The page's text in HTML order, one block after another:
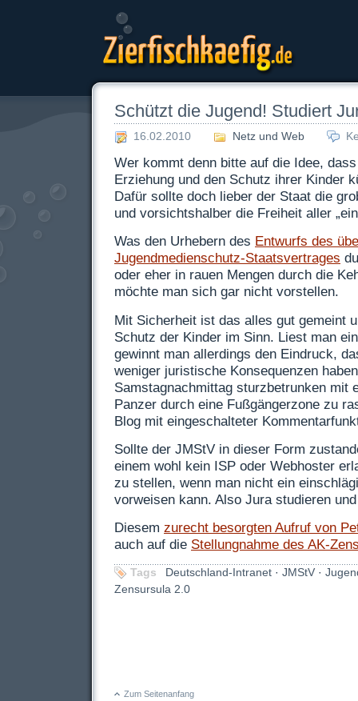
Zierfischkaefig.de
Schützt die Jugend! Studiert
16.02.2010 Netz und Web
Wer kommt denn bitte auf die Idee,
Erziehung und den Schutz ihrer Kinder
Dafür sollte doch lieber der Staat die
und vorsichtshalber die Freiheit aller
Was den Urhebern des Entwurfs des
Jugendmedienschutz-Staatsvertrages
oder eher in rauen Mengen durch die
möchte man sich gar nicht vorstellen.
Mit Sicherheit ist das alles gut gemeint
Schutz der Kinder im Sinn. Liest man
gewinnt man allerdings den Eindruck,
weniger juristische Konsequenzen
Samstagnachmittag sturzbetrunken mit
Panzer durch eine Fußgängerzone zu
Blog mit eingeschalteter
Sollte der JMStV in dieser Form
einem wohl kein ISP oder Webhoster
zu stellen, wenn man nicht ein
vorweisen kann. Also Jura studieren
Diesem zurecht besorgten Aufruf von
auch auf die Stellungnahme des AK-
Tags Deutschland-Intranet ·JMStV ·
Zensursula 2.0
Zum Seitenanfang